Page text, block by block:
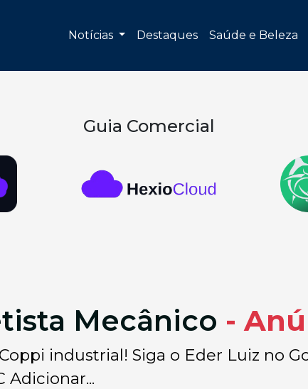
Notícias Destaques Saúde e Beleza
Guia Comercial
Mecânico -
Coppi industrial! Siga o Eder Luiz no
Adicionar...